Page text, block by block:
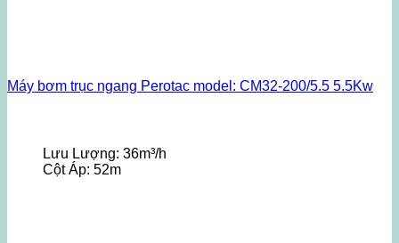
Máy bơm trục ngang Perotac model: CM32-200/5.5 5.5Kw
Lưu Lượng: 36m³/h
Cột Áp: 52m